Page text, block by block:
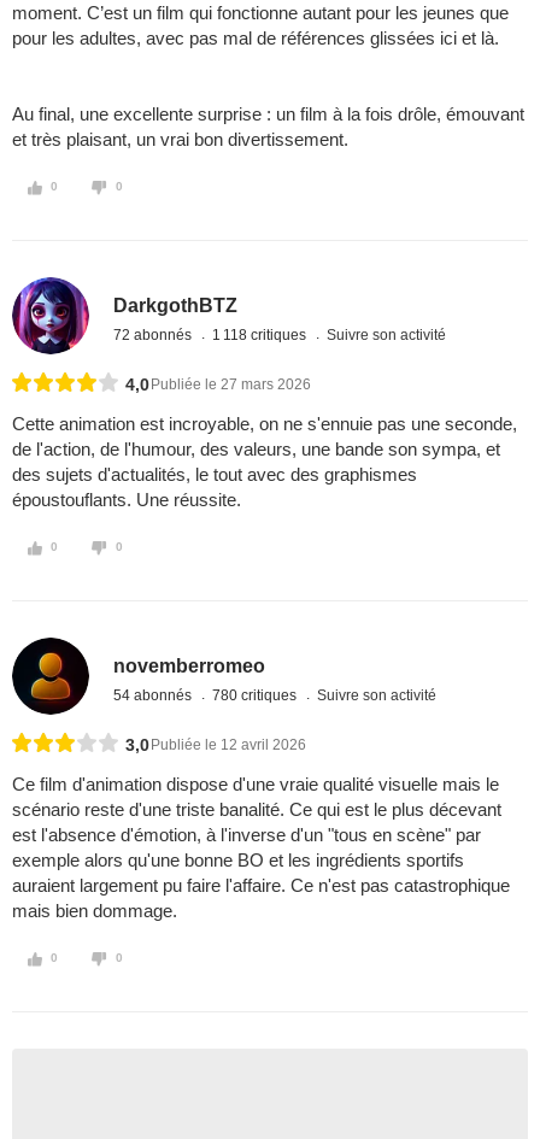
moment. C’est un film qui fonctionne autant pour les jeunes que
pour les adultes, avec pas mal de références glissées ici et là.
Au final, une excellente surprise : un film à la fois drôle, émouvant
et très plaisant, un vrai bon divertissement.
0 0
DarkgothBTZ
72 abonnés 1 118 critiques Suivre son activité
4,0 Publiée le 27 mars 2026
Cette animation est incroyable, on ne s'ennuie pas une seconde,
de l'action, de l'humour, des valeurs, une bande son sympa, et
des sujets d'actualités, le tout avec des graphismes
époustouflants. Une réussite.
0 0
novemberromeo
54 abonnés 780 critiques Suivre son activité
3,0 Publiée le 12 avril 2026
Ce film d'animation dispose d'une vraie qualité visuelle mais le
scénario reste d'une triste banalité. Ce qui est le plus décevant
est l'absence d'émotion, à l'inverse d'un "tous en scène" par
exemple alors qu'une bonne BO et les ingrédients sportifs
auraient largement pu faire l'affaire. Ce n'est pas catastrophique
mais bien dommage.
0 0